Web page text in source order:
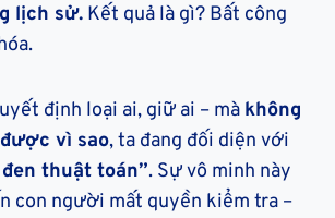
lịch sử. Kết quả là gì? Bất công
định loại ai, giữ ai – mà không
vì sao, ta đang đối diện với
thuật toán”. Sự vô minh này
con người mất quyền kiểm tra –